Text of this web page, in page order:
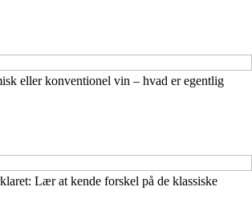
eller konventionel vin – hvad er egentlig
Lær at kende forskel på de klassiske